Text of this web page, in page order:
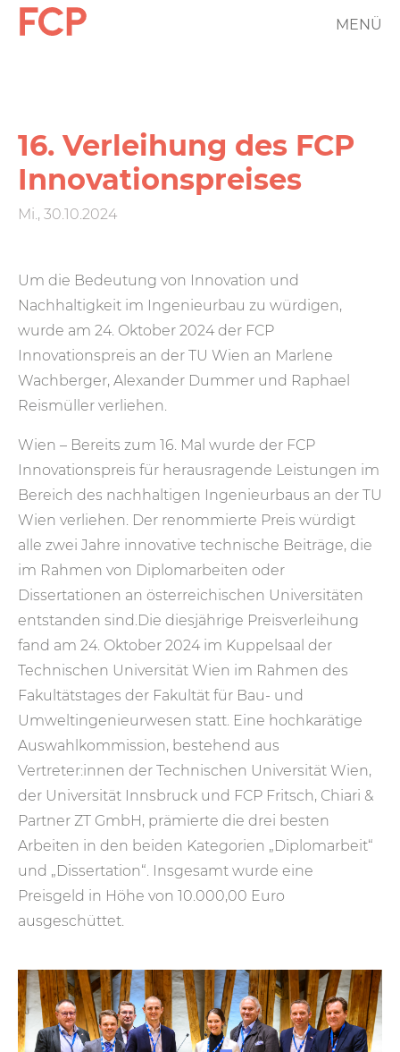
Direkt
zumFCP
Logo
MENÜ
16. Verleihung des FCP
Innovations­preises
Mi., 30.10.2024
Um die Bedeutung von Innovation und
Nachhaltigkeit im Ingenieurbau zu würdigen,
wurde am 24. Oktober 2024 der FCP
Innovationspreis an der TU Wien an Marlene
Wachberger, Alexander Dummer und Raphael
Reismüller verliehen.
Wien – Bereits zum 16. Mal wurde der FCP
Innovationspreis für herausragende Leistungen im
Bereich des nachhaltigen Ingenieurbaus an der TU
Wien verliehen. Der renommierte Preis würdigt
alle zwei Jahre innovative technische Beiträge, die
im Rahmen von Diplomarbeiten oder
Dissertationen an österreichischen Universitäten
entstanden sind.Die diesjährige Preisverleihung
fand am 24. Oktober 2024 im Kuppelsaal der
Technischen Universität Wien im Rahmen des
Fakultätstages der Fakultät für Bau- und
Umweltingenieurwesen statt. Eine hochkarätige
Auswahlkommission, bestehend aus
Vertreter:innen der Technischen Universität Wien,
der Universität Innsbruck und FCP Fritsch, Chiari &
Partner ZT GmbH, prämierte die drei besten
Arbeiten in den beiden Kategorien „Diplomarbeit“
und „Dissertation“. Insgesamt wurde eine
Preisgeld in Höhe von 10.000,00 Euro
ausgeschüttet.